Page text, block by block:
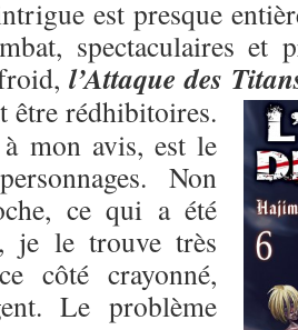
est presque
spectaculaires et
l’Attaque des
être rédhibitoires.
mon avis, est le
Non
ce qui a été
je le trouve très
côté crayonné,
Le problème